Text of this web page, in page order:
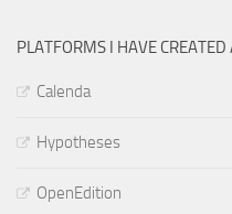
PLATFORMS I HAVE
Calenda
Hypotheses
OpenEdition